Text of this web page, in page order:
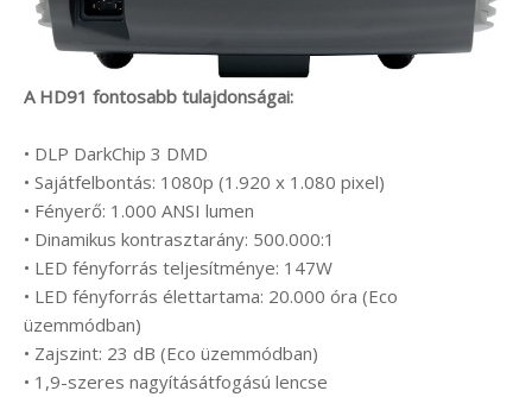
A HD91 fontosabb tulajdonságai:
• DLP DarkChip 3 DMD
• Sajátfelbontás: 1080p (1.920 x 1.080 pixel)
• Fényerő: 1.000 ANSI lumen
• Dinamikus kontrasztarány: 500.000:1
• LED fényforrás teljesítménye: 147W
• LED fényforrás élettartama: 20.000 óra (Eco
üzemmódban)
• Zajszint: 23 dB (Eco üzemmódban)
• 1,9-szeres nagyításátfogású lencse